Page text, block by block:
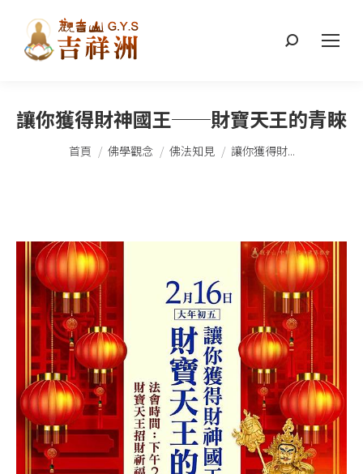
搜
讓你獲得財神國王──財寶天王的青睞
您在這裡：
首頁 佛學觀念 佛法知見 讓你獲得財...